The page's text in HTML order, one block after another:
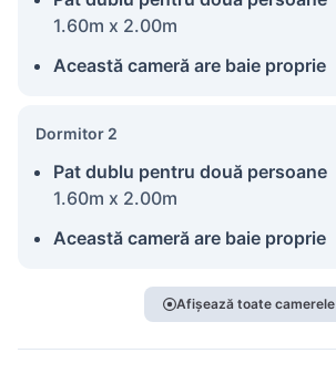
1.60m x 2.00m
Această cameră are baie proprie
Dormitor 2
Pat dublu pentru două persoane
1.60m x 2.00m
Această cameră are baie proprie
Afișează toate camerele